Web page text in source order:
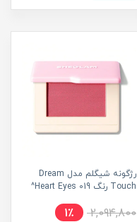
رژگونه شیگلم مدل Dream
Touch رنگ 019 Heart Eyes^
2,094,800
1٪